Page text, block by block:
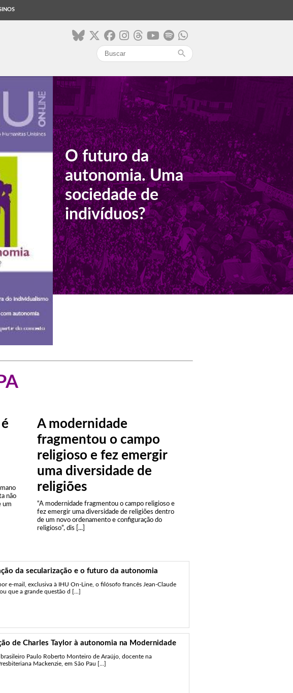
search
O futuro da
autonomia. Uma
sociedade de
indivíduos?
não
um
A modernidade
fragmentou o campo
religioso e fez emergir
uma diversidade de
religiões
“A modernidade fragmentou o campo religioso e
fez emergir uma diversidade de religiões dentro
de um novo ordenamento e configuração do
religioso”, dis [...]
da secularização e o futuro da autonomia
e-mail, exclusiva à IHU On-Line, o filósofo francês Jean-Claude
que a grande questão d [...]
de Charles Taylor à autonomia na Modernidade
Paulo Roberto Monteiro de Araújo, docente na
Mackenzie, em São Pau [...]